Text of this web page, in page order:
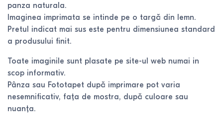
panza naturala.
Imaginea imprimata se intinde pe o targă din lemn.
Pretul indicat mai sus este pentru dimensiunea standard
a produsului finit.
Toate imaginile sunt plasate pe site-ul web numai in
scop informativ.
Pânza sau Fototapet după imprimare pot varia
nesemnificativ, fața de mostra, după culoare sau
nuanța.